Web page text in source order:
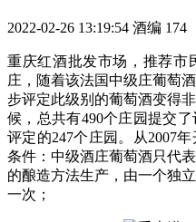
2022-02-26 13:19:54 酒编 174
重庆红酒批发市场，推荐市
庄，随着该法国中级庄葡萄
步评定此级别的葡萄酒变得
候，总共有490个庄园提交
评定的247个庄园。从2007
条件：中级酒庄葡萄酒只代
的酿造方法生产，由一个独
一次；